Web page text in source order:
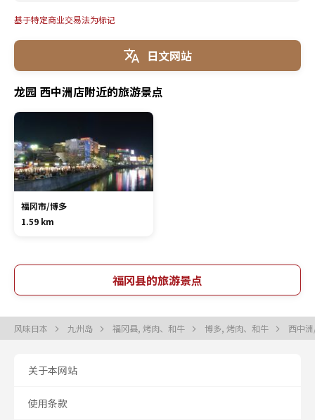
基于特定商业交易法为标记
日文网站
龙园 西中洲店附近的旅游景点
福冈市/博多
1.59 km
福冈县的旅游景点
风味日本 九州岛 福冈县, 烤肉、和牛 博多, 烤肉、和牛 西中
关于本网站
使用条款